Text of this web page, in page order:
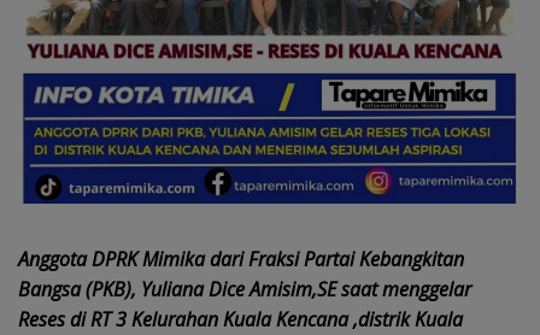
Anggota DPRK Mimika dari Fraksi Partai Kebangkitan
Bangsa (PKB), Yuliana Dice Amisim,SE saat menggelar
Reses di RT 3 Kelurahan Kuala Kencana ,distrik Kuala